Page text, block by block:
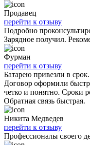
Продавец
перейти к отзыву
Подробно
Зарядное получил.
Фурман
перейти к отзыву
Батарею привезли в
Договор оформили
четко и понятно. Сроки
Обратная связь быстрая.
Никита Медведев
перейти к отзыву
Профессионалы своего